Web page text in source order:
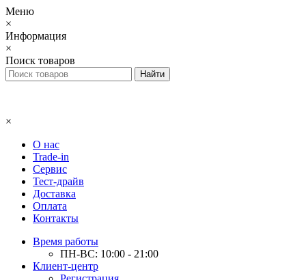
Меню
×
Информация
×
Поиск товаров
×
О нас
Trade-in
Сервис
Тест-драйв
Доставка
Оплата
Контакты
Время работы
ПН-ВС: 10:00 - 21:00
Клиент-центр